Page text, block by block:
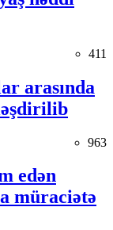
411
arasında
963
edən
müraciətə